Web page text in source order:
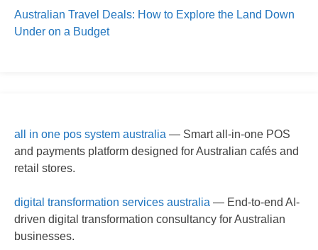
Australian Travel Deals: How to Explore the Land Down
Under on a Budget
all in one pos system australia — Smart all-in-one POS
and payments platform designed for Australian cafés and
retail stores.
digital transformation services australia — End-to-end AI-
driven digital transformation consultancy for Australian
businesses.